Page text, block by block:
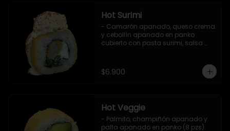
Hot Surimi
- Camarón apanado, queso crema
y cebollín apanado en panko
cubierto con pasta surimi, salsa
$6.900
Hot Veggie
- Palmito, champiñón apanado y
palta apanado en panko (8 pzs).